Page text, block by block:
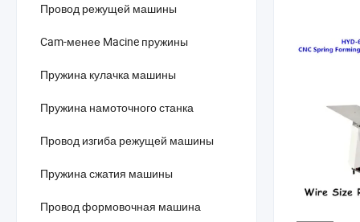
Провод режущей машины
Cam-менее Macine пружины
Пружина кулачка машины
Пружина намоточного станка
Провод изгиба режущей машины
Пружина сжатия машины
Провод формовочная машина